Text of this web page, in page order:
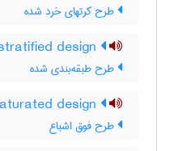
طرح کرتهای خرد شده
طرح طبقه‌بندی شده
طرح فوق اشباع